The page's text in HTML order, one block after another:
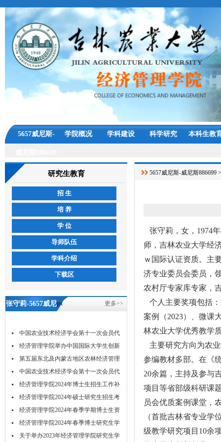
5657威尼斯- 学院概况 学科建设 科学研究 本科生教
研究生教育
招 生
培 养
学 位
导师队伍
学科介绍
下载区
px
张守莉-5657威尼 更多>>
中国农业技术经济学会第十一次会员代
表...
经济管理学院举办中国国际大学生创新
大...
第五届东北及内蒙古地区农林经济管理
学...
中国农业技术经济学会第十一次会员代
表...
经济管理学院2024年博士生招生工作补
充...
经济管理学院2024年硕士研究生招生考
试...
经济管理学院2024年春季学期博士生资
格...
经济管理学院2024年春季博士研究生学
位...
关于举办2023年经济管理学院研究生学
5657威尼斯-威尼斯886699
张守莉，女，1974
师，吉林农业大学经
ｗ国际认证资质。主
济专业委员会委员，
农村厅专家库专家，
个人主要奖项包括
案例（2023）、微课
林农业大学优秀教学
主要研究方向为农
参编教材多部。在《
20余篇，主持及参与
项目等省部级科研课
员会优质案例课堂，
（首批吉林省专业学
级教学研究项目10余